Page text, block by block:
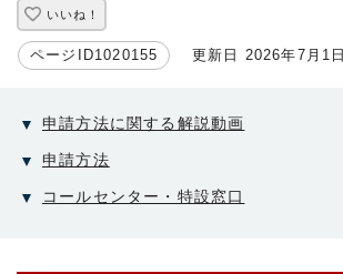
いいね！
ページID1020155 更新日 2026年7月1日
申請方法に関する解説動画
申請方法
コールセンター・特設窓口